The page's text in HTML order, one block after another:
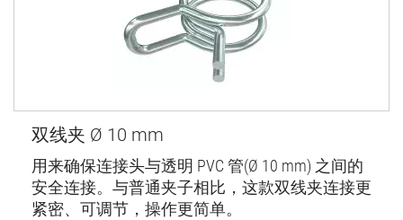
双线夹 Ø 10 mm
用来确保连接头与透明 PVC 管(Ø 10 mm) 之间的
安全连接。与普通夹子相比，这款双线夹连接更
紧密、可调节，操作更简单。